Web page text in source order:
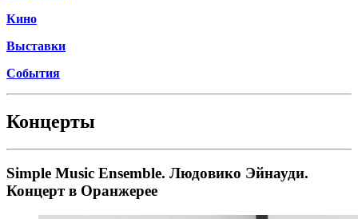
Кино
Выставки
События
Концерты
Simple Music Ensemble. Людовико Эйнауди.
Концерт в Оранжерее